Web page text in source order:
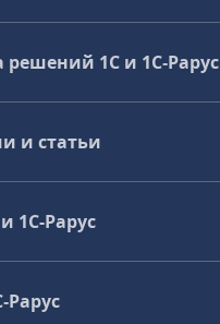
1С и 1С‑Рарус
и статьи
1C-Рарус